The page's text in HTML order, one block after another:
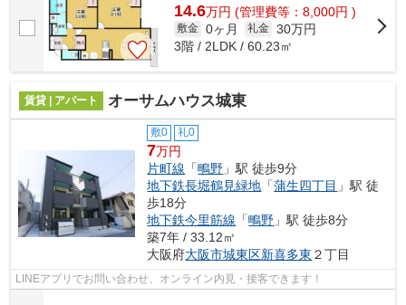
14.6万円 (管理費等：8,000円 )
敷金 0ヶ月 礼金 30万円
3階 / 2LDK / 60.23㎡
賃貸 | アパート オーサムハウス城東
敷0 礼0
7万円
片町線 「鴫野 」駅 徒歩9分
地下鉄長堀鶴見緑地 「蒲生四丁目 」駅 徒
歩18分
地下鉄今里筋線 「鴫野 」駅 徒歩8分
築7年 / 33.12㎡
大阪府大阪市城東区新喜多東 ２丁目
LINEアプリでお問い合わせ、オンライン内見・接客できます！